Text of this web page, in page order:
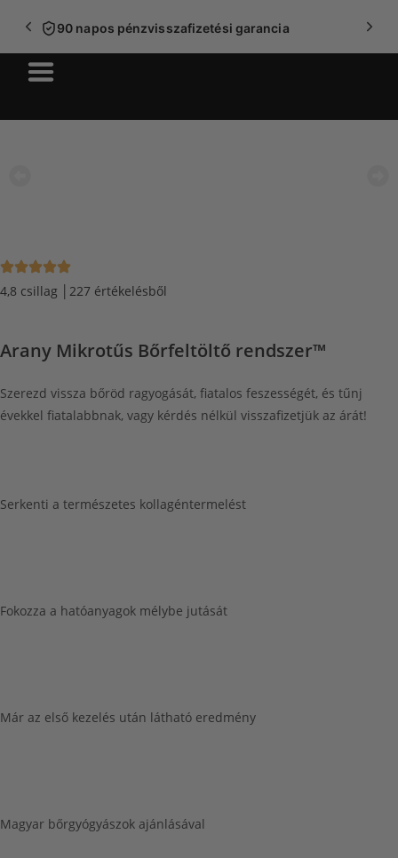
Ingyenes szállítás 40.000 Ft felett
4,8 csillag │227 értékelésből
Arany Mikrotűs Bőrfeltöltő rendszer™
Szerezd vissza bőröd ragyogását, fiatalos feszességét, és tűnj
évekkel fiatalabbnak, vagy kérdés nélkül visszafizetjük az árát!
Serkenti a természetes kollagéntermelést
Fokozza a hatóanyagok mélybe jutását
Már az első kezelés után látható eredmény
Magyar bőrgyógyászok ajánlásával